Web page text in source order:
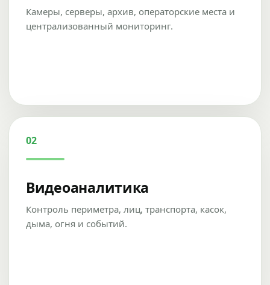
Камеры, серверы, архив, операторские места и
централизованный мониторинг.
02
Видеоаналитика
Контроль периметра, лиц, транспорта, касок,
дыма, огня и событий.